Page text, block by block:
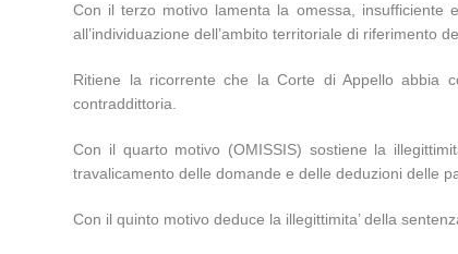
Con il terzo motivo lamenta la omessa,
all’individuazione dell’ambito territoriale di riferimento
Ritiene la ricorrente che la Corte di Appello abbia
contraddittoria.
Con il quarto motivo (OMISSIS) sostiene la
travalicamento delle domande e delle deduzioni delle
Con il quinto motivo deduce la illegittimita’ della